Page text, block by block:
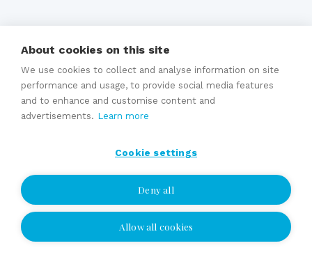
Expert services
I wish to be contacted
About cookies on this site
We use cookies to collect and analyse information on site
performance and usage, to provide social media features
and to enhance and customise content and
advertisements. Learn more
Cookie settings
Deny all
Allow all cookies